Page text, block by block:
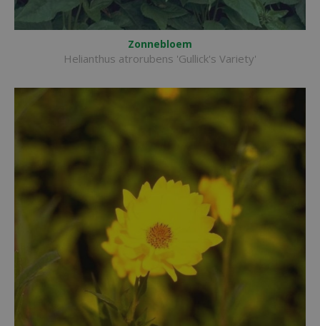
Zonnebloem
Helianthus atrorubens 'Gullick's Variety'